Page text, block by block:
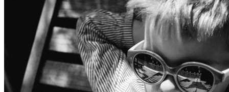
Piederumi
Konsoles
Spēles un kontrolieri
Projektori
Audiosistēmas
TV piederumi
Noderīgi